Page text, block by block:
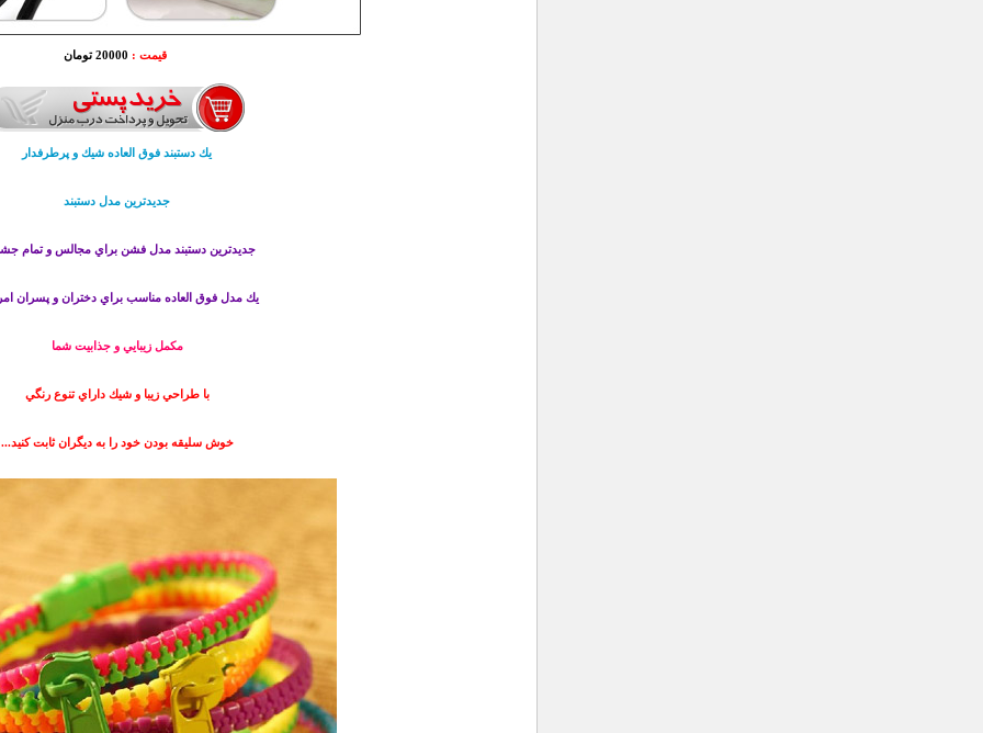
قیمت : 20000 تومان
يك دستبند فوق العاده شيك و پرطرفدار
جديدترين مدل دستبند
جديدترين دستبند مدل فشن براي مجالس و تمام
يك مدل فوق العاده مناسب براي دختران و پسران
مكمل زيبايي و جذابيت شما
با طراحي زيبا و شيك داراي تنوع رنگي
خوش سليقه بودن خود را به ديگران ثابت كنيد...